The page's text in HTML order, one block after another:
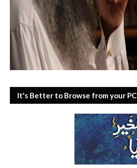
It's Better to Browse from your PC